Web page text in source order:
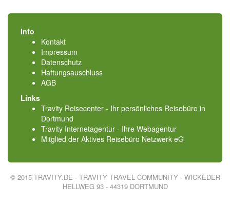
Info
Kontakt
Impressum
Datenschutz
Haftungsauschluss
AGB
Links
Travity Reisecenter - Ihr persönliches Reisebüro in
Dortmund
Travity Internetagentur - Ihre Webagentur
Mitglied der Aktives Reisebüro Netzwerk eG
© 2015 TRAVITY.DE - TRAVITY TRAVEL COMMUNITY - WICKEDER
HELLWEG 93 - 44319 DORTMUND